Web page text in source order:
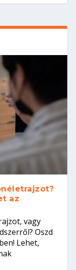
az
vagy
Oszd
Lehet,